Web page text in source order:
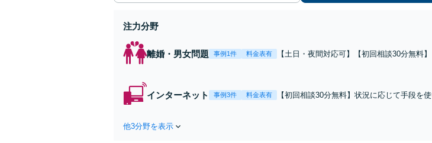
注力分野
離婚・男女問題 事例1件 料金表有
【土日・夜間対応可】【初回相談30分無料】
金額アップ／減額交渉も対応可」【完全個
インターネット 事例3件 料金表有
【初回相談30分無料】状況に応じて手段を使
他3分野を表示